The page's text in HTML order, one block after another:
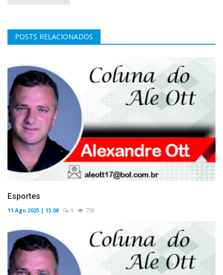
POSTS RELACIONADOS
Esportes
11 Ago 2025 | 15:08 0 738